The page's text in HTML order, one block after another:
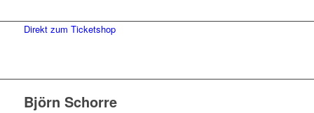
Direkt zum Ticketshop
Björn Schorre